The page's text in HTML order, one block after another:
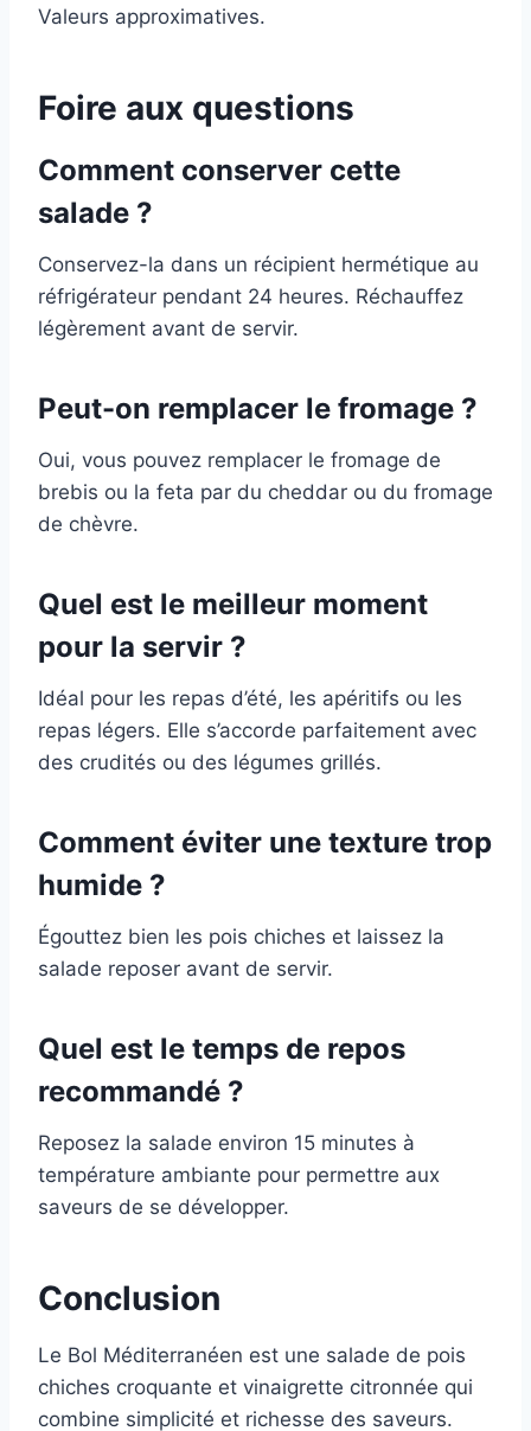
Valeurs approximatives.
Foire aux questions
Comment conserver cette
salade ?
Conservez-la dans un récipient hermétique au
réfrigérateur pendant 24 heures. Réchauffez
légèrement avant de servir.
Peut-on remplacer le fromage ?
Oui, vous pouvez remplacer le fromage de
brebis ou la feta par du cheddar ou du fromage
de chèvre.
Quel est le meilleur moment
pour la servir ?
Idéal pour les repas d’été, les apéritifs ou les
repas légers. Elle s’accorde parfaitement avec
des crudités ou des légumes grillés.
Comment éviter une texture trop
humide ?
Égouttez bien les pois chiches et laissez la
salade reposer avant de servir.
Quel est le temps de repos
recommandé ?
Reposez la salade environ 15 minutes à
température ambiante pour permettre aux
saveurs de se développer.
Conclusion
Le Bol Méditerranéen est une salade de pois
chiches croquante et vinaigrette citronnée qui
combine simplicité et richesse des saveurs.